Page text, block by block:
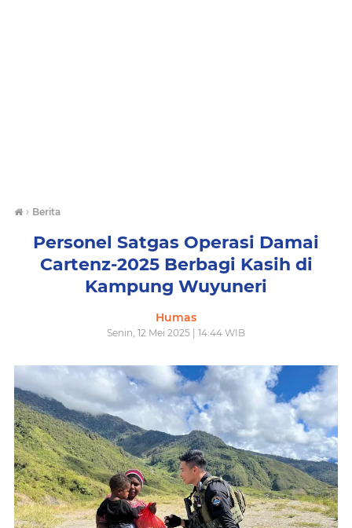
› Berita
Personel Satgas Operasi Damai
Cartenz-2025 Berbagi Kasih di
Kampung Wuyuneri
Humas
Senin, 12 Mei 2025 | 14:44 WIB